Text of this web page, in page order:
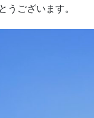
うございます。